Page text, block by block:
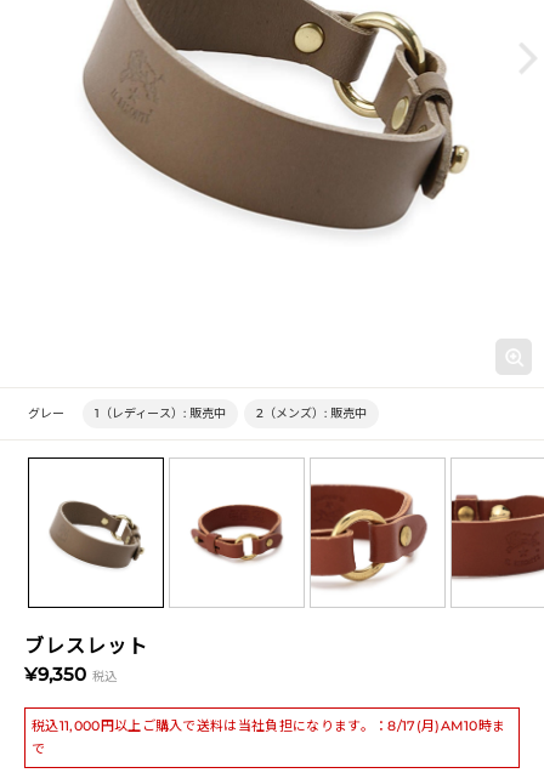
ブレスレット
¥9,350 税込
税込11,000円以上ご購入で送料は当社負担になります。：8/17(月)AM10時ま
で
グレー 1（レディース）: 販売中 2（メンズ）: 販売中